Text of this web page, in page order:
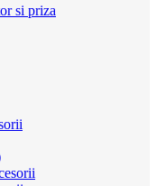
si priza